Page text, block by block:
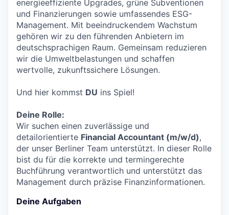
energieeffiziente Upgrades, grüne Subventionen
und Finanzierungen sowie umfassendes ESG-
Management. Mit beeindruckendem Wachstum
gehören wir zu den führenden Anbietern im
deutschsprachigen Raum. Gemeinsam reduzieren
wir die Umweltbelastungen und schaffen
wertvolle, zukunftssichere Lösungen.
Und hier kommst DU ins Spiel!
Deine Rolle:
Wir suchen einen zuverlässige und
detailorientierte Financial Accountant (m/w/d),
der unser Berliner Team unterstützt. In dieser Rolle
bist du für die korrekte und termingerechte
Buchführung verantwortlich und unterstützt das
Management durch präzise Finanzinformationen.
Deine Aufgaben